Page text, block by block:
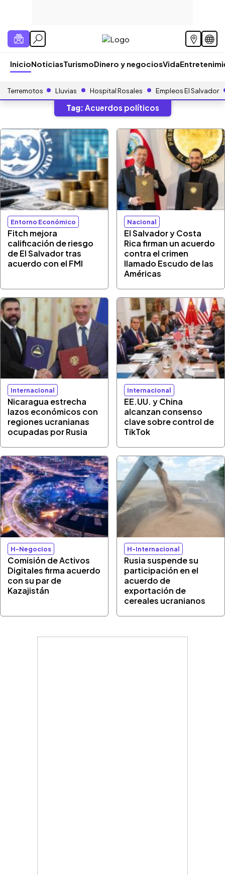
InicioNoticiasTurismoDinero y negociosVida
Terremotos Lluvias Hospital Rosales Empleos El Salvador
Tag: Acuerdos políticos
Entorno Económico
Fitch mejora
calificación de riesgo
de El Salvador tras
acuerdo con el FMI
Nacional
El Salvador y Costa
Rica firman un acuerdo
contra el crimen
llamado Escudo de las
Américas
Internacional
Nicaragua estrecha
lazos económicos con
regiones ucranianas
ocupadas por Rusia
Internacional
EE.UU. y China
alcanzan consenso
clave sobre control de
TikTok
H-Negocios
Comisión de Activos
Digitales firma acuerdo
con su par de
Kazajistán
H-Internacional
Rusia suspende su
participación en el
acuerdo de
exportación de
cereales ucranianos